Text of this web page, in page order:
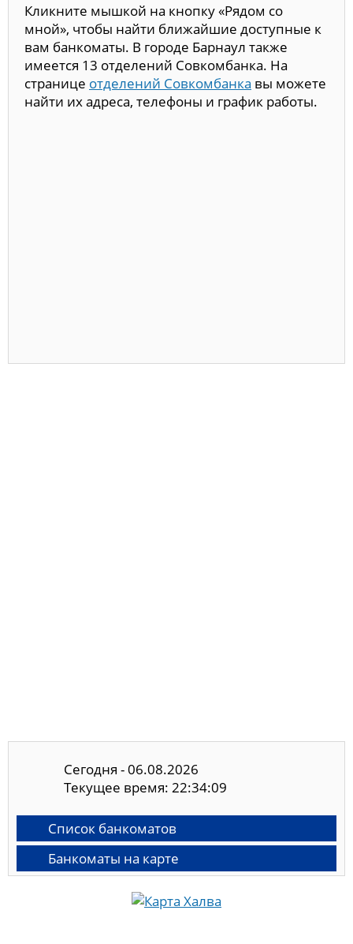
Кликните мышкой на кнопку «Рядом со
мной», чтобы найти ближайшие доступные к
вам банкоматы. В городе Барнаул также
имеется 13 отделений Совкомбанка. На
странице отделений Совкомбанка вы можете
найти их адреса, телефоны и график работы.
Сегодня - 06.08.2026
Текущее время: 22:34:09
Список банкоматов
Банкоматы на карте